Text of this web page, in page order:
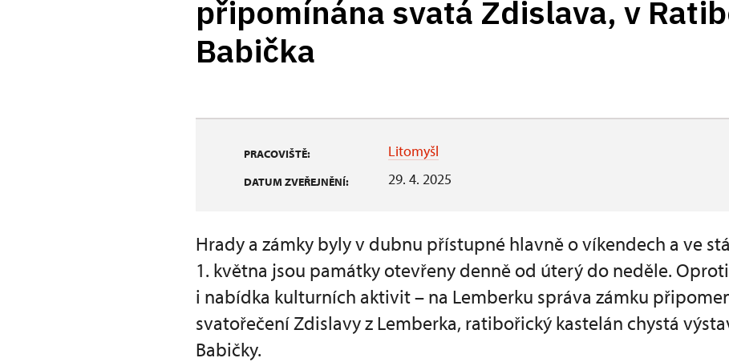
připomínána svatá Zdislava, v
Babička
PRACOVIŠTĚ: Litomyšl
DATUM ZVEŘEJNĚNÍ: 29. 4. 2025
Hrady a zámky byly v dubnu přístupné hlavně o víkendech a ve
1. května jsou památky otevřeny denně od úterý do neděle.
i nabídka kulturních aktivit – na Lemberku správa zámku
svatořečení Zdislavy z Lemberka, ratibořický kastelán chystá
Babičky.